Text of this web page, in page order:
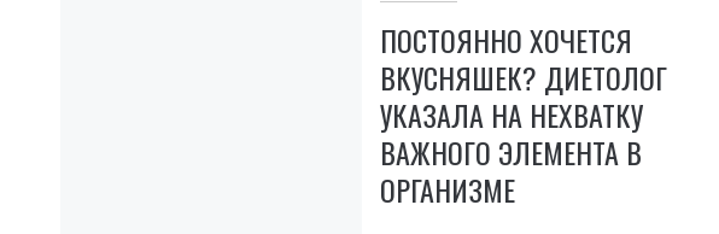
ПОСТОЯННО ХОЧЕТСЯ
ВКУСНЯШЕК? ДИЕТОЛОГ
УКАЗАЛА НА НЕХВАТКУ
ВАЖНОГО ЭЛЕМЕНТА В
ОРГАНИЗМЕ